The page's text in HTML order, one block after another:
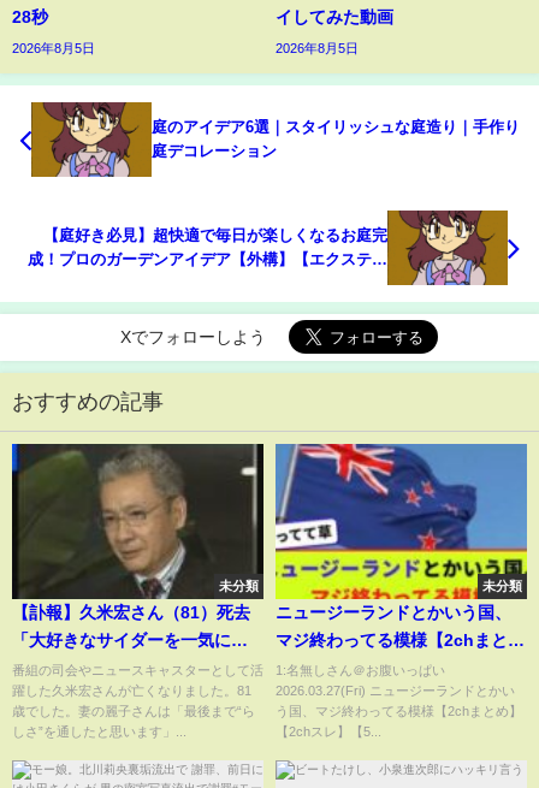
28秒
2026年8月5日
イしてみた動画
2026年8月5日
庭のアイデア6選｜スタイリッシュな庭造り｜手作り
庭デコレーション
【庭好き必見】超快適で毎日が楽しくなるお庭完
成！プロのガーデンアイデア【外構】【エクステリ
Xでフォローしよう
おすすめの記事
未分類
【訃報】久米宏さん（81）死去
「大好きなサイダーを一気に飲
んだあと旅立ちました」元日1月
1日に肺がん 所属事務所が発表
｜TBS NEWS DIG
番組の司会やニュースキャスターとして活
躍した久米宏さんが亡くなりました。81
歳でした。妻の麗子さんは「最後まで“ら
しさ”を通したと思います」...
未分類
ニュージーランドとかいう国、
マジ終わってる模様【2chまと
め】【2chスレ】【5chスレ】
1:名無しさん＠お腹いっぱい
2026.03.27(Fri) ニュージーランドとかい
う国、マジ終わってる模様【2chまとめ】
【2chスレ】【5...